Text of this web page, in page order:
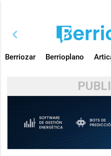
chevron_left
Berriozar Berrioplano